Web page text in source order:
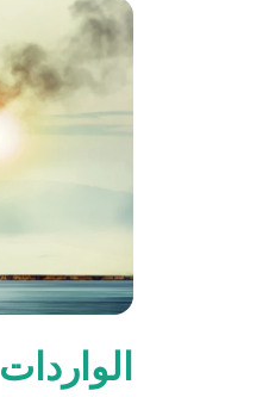
الواردات